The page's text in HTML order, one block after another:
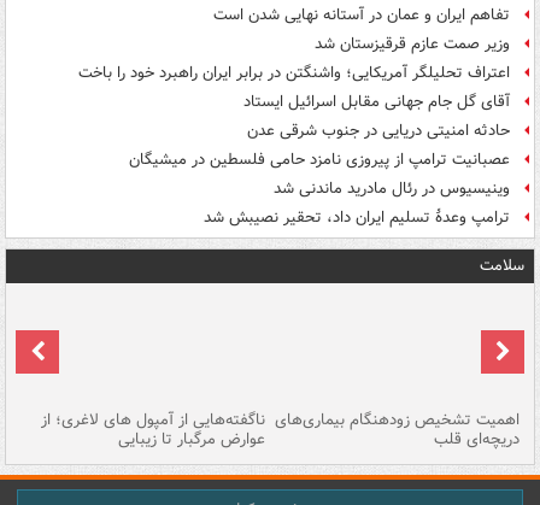
تفاهم ایران و عمان در آستانه نهایی شدن است
وزیر صمت عازم قرقیزستان شد
اعتراف تحلیلگر آمریکایی؛ واشنگتن در برابر ایران راهبرد خود را باخت
آقای گل جام جهانی مقابل اسرائیل ایستاد
حادثه امنیتی دریایی در جنوب شرقی عدن
عصبانیت ترامپ از پیروزی نامزد حامی فلسطین در میشیگان
وینیسیوس در رئال مادرید ماندنی شد
ترامپ وعدۀ تسلیم ایران داد، تحقیر نصیبش شد
سلامت
اهمیت تشخیص زودهنگام بیماری‌های
دریچه‌ای قلب
ناگفته‌هایی از آمپول های لاغری؛ از
عوارض مرگبار تا زیبایی